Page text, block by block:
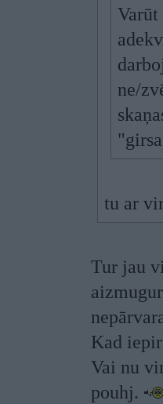
ne/
tu ar
Tur jau
Kad
Vai nu
pouhj.